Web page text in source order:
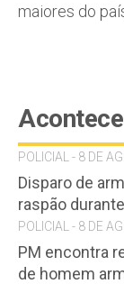
maiores do
POLICIAL - 8 DE
Disparo de
raspão
POLICIAL - 8 DE
PM encontra
de homem